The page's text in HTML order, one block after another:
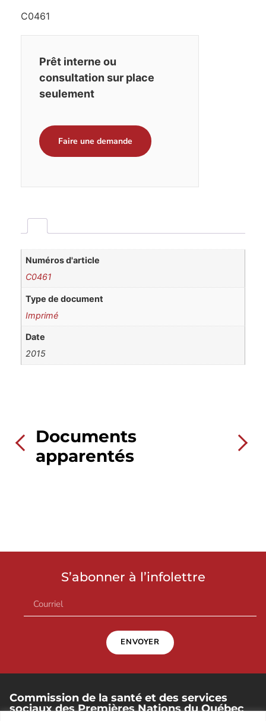
C0461
Prêt interne ou
consultation sur place
seulement
Faire une demande
Numéros d'article
C0461
Type de document
Imprimé
Date
2015
Documents
apparentés
S’abonner à l’infolettre
ENVOYER
Commission de la santé et des services
sociaux des Premières Nations du Québec